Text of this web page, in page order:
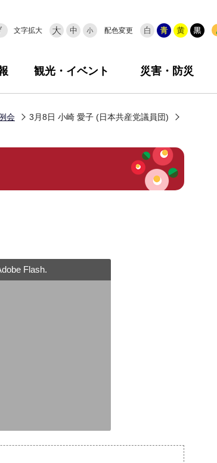
文字拡大 配色変更
観光・イベント 災害・防災
会 3月8日 小崎 愛子 (日本共産党議員団)
Flash.